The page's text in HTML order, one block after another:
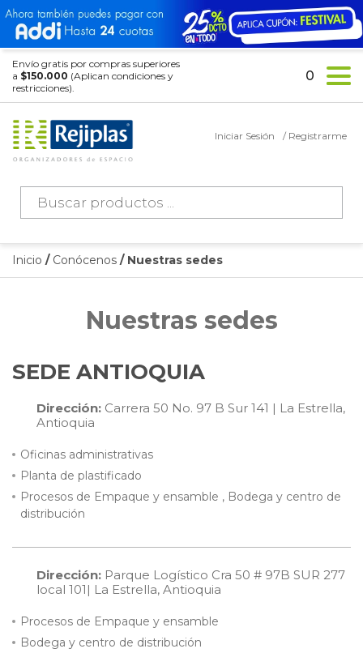
Envío gratis por compras superiores
a $150.000 (Aplican condiciones y
restricciones).
Búsqueda
productos
Iniciar Sesión / Registrarme
0
Inicio / Conócenos / Nuestras sedes
Nuestras sedes
SEDE ANTIOQUIA
Dirección: Carrera 50 No. 97 B Sur 141 | La Estrella,
Antioquia
Oficinas administrativas
Planta de plastificado
Procesos de Empaque y ensamble , Bodega y centro de
distribución
Dirección: Parque Logístico Cra 50 # 97B SUR 277
local 101| La Estrella, Antioquia
Procesos de Empaque y ensamble
Bodega y centro de distribución